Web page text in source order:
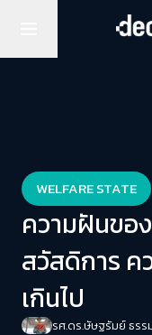
WELFARE STATE
ความฝันขอ
สวัสดิการ ค
เกินไป
รศ.ดร.ษัษฐรัมย์ ธร